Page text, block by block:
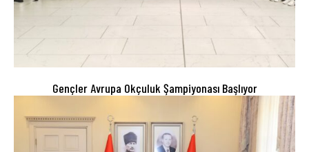
Gençler Avrupa Okçuluk Şampiyonası Başlıyor